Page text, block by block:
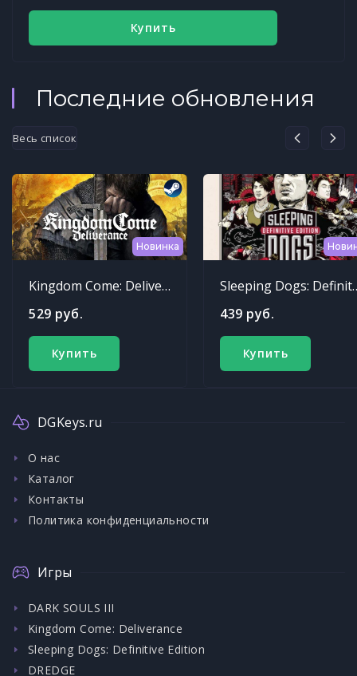
Купить
Последние обновления
Весь список
Новинка
Kingdom Come: Deliverance
529 руб.
Купить
Sleeping
439 руб.
Купить
DGKeys.ru
О нас
Каталог
Контакты
Политика конфиденциальности
Игры
DARK SOULS III
Kingdom Come: Deliverance
Sleeping Dogs: Definitive Edition
DREDGE